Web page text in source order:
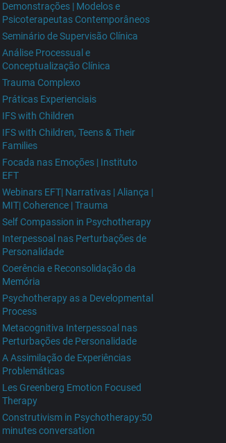
Demonstrações | Modelos e
Psicoterapeutas Contemporâneos
Seminário de Supervisão Clínica
Análise Processual e
Conceptualização Clínica
Trauma Complexo
Práticas Experienciais
IFS with Children
IFS with Children, Teens & Their
Families
Focada nas Emoções | Instituto
EFT
Webinars EFT| Narrativas | Aliança |
MIT| Coherence | Trauma
Self Compassion in Psychotherapy
Interpessoal nas Perturbações de
Personalidade
Coerência e Reconsolidação da
Memória
Psychotherapy as a Developmental
Process
Metacognitiva Interpessoal nas
Perturbações de Personalidade
A Assimilação de Experiências
Problemáticas
Les Greenberg Emotion Focused
Therapy
Construtivism in Psychotherapy:50
minutes conversation